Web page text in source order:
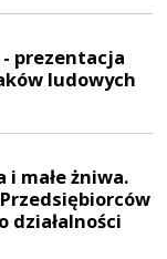
- prezentacja
ludowych
i małe żniwa.
działalności